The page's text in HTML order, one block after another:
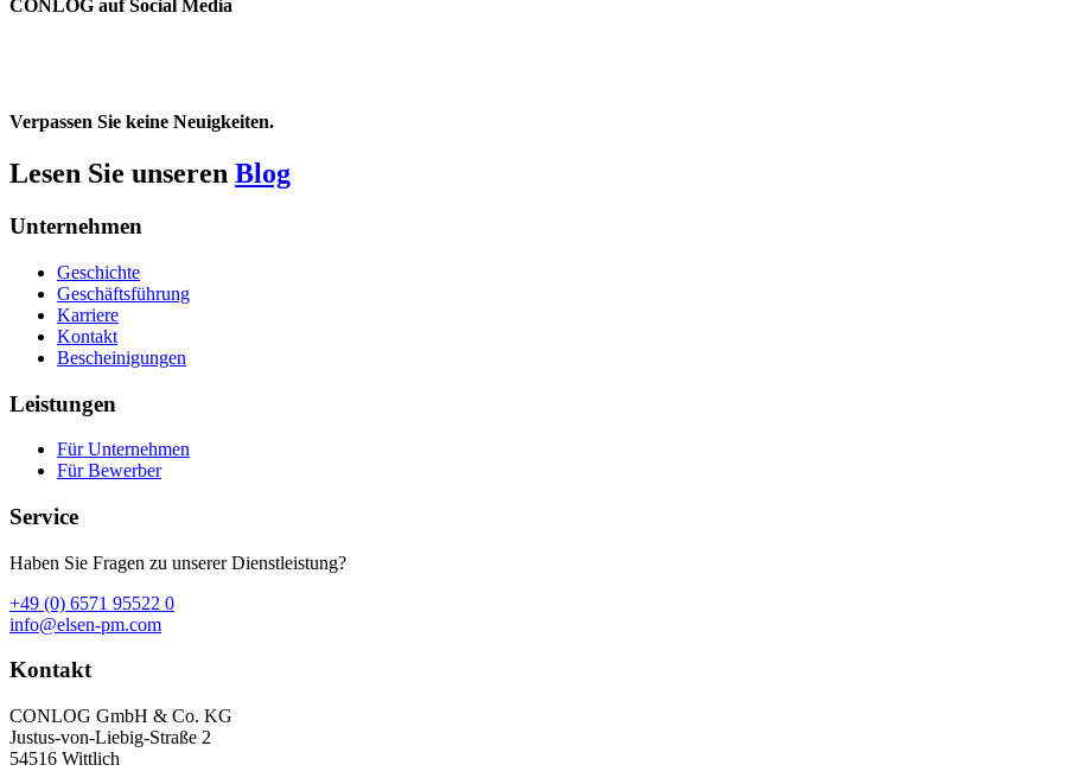
CONLOG auf Social Media
Verpassen Sie keine Neuigkeiten.
Lesen Sie unseren Blog
Unternehmen
Geschichte
Geschäftsführung
Karriere
Kontakt
Bescheinigungen
Leistungen
Für Unternehmen
Für Bewerber
Service
Haben Sie Fragen zu unserer Dienstleistung?
+49 (0) 6571 95522 0
info@elsen-pm.com
Kontakt
CONLOG GmbH & Co. KG
Justus-von-Liebig-Straße 2
54516 Wittlich